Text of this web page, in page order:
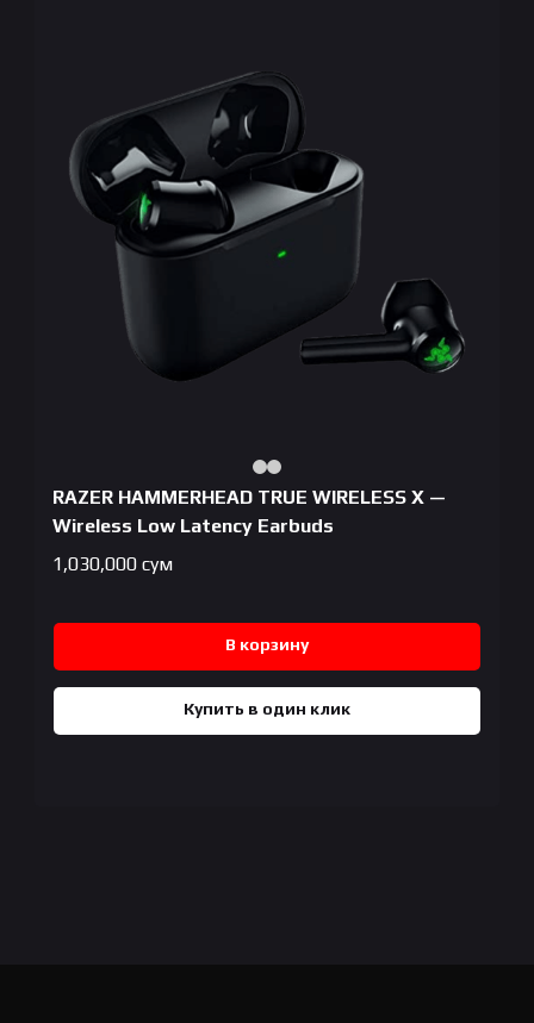
RAZER HAMMERHEAD TRUE WIRELESS X —
Wireless Low Latency Earbuds
1,030,000 сум
В корзину
Купить в один клик